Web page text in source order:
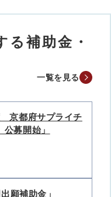
る補助金・
一覧を見る
京都府サプライチ
募開始」
願補助金」